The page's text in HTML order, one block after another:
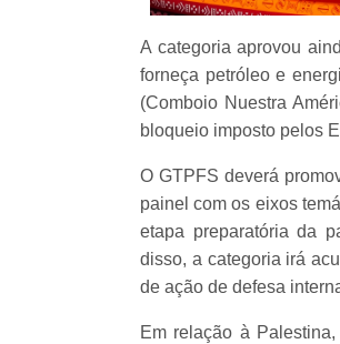
A categoria aprovou
forneça petróleo e
(Comboio Nuestra
bloqueio imposto pelos
O GTPFS deverá
painel com os eixos
etapa preparatória da
disso, a categoria irá
de ação de defesa
Em relação à